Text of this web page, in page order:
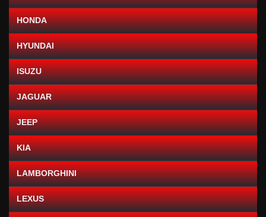
HONDA
HYUNDAI
ISUZU
JAGUAR
JEEP
KIA
LAMBORGHINI
LEXUS